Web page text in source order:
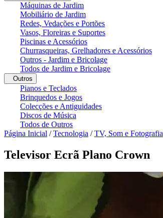
Máquinas de Jardim
Mobiliário de Jardim
Redes, Vedações e Portões
Vasos, Floreiras e Suportes
Piscinas e Acessórios
Churrasqueiras, Grelhadores e Acessórios
Outros - Jardim e Bricolage
Todos de Jardim e Bricolage
Outros
Pianos e Teclados
Brinquedos e Jogos
Colecções e Antiguidades
Discos de Música
Todos de Outros
Página Inicial /Tecnologia /TV, Som e Fotografia
Televisor Ecrã Plano Crown